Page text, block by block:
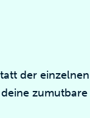
der einzelnen
zumutbare